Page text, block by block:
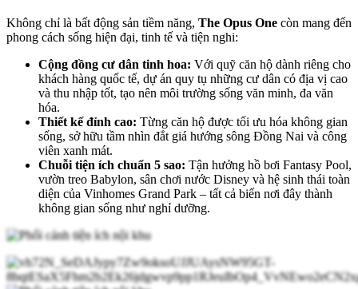
Không chỉ là bất động sản tiềm năng, The Opus One còn mang đến
phong cách sống hiện đại, tinh tế và tiện nghi:
Cộng đồng cư dân tinh hoa: Với quỹ căn hộ dành riêng cho
khách hàng quốc tế, dự án quy tụ những cư dân có địa vị cao
và thu nhập tốt, tạo nên môi trường sống văn minh, đa văn
hóa.
Thiết kế đỉnh cao: Từng căn hộ được tối ưu hóa không gian
sống, sở hữu tầm nhìn đắt giá hướng sông Đồng Nai và công
viên xanh mát.
Chuỗi tiện ích chuẩn 5 sao: Tận hưởng hồ bơi Fantasy Pool,
vườn treo Babylon, sân chơi nước Disney và hệ sinh thái toàn
diện của Vinhomes Grand Park – tất cả biến nơi đây thành
không gian sống như nghỉ dưỡng.